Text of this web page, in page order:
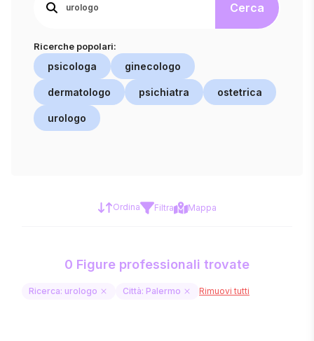
Cerca
Ricerche popolari:
psicologa ginecologo
dermatologo psichiatra ostetrica
urologo
Ordina Filtra Mappa
0 Figure professionali trovate
Ricerca: urologo Città: Palermo Rimuovi tutti